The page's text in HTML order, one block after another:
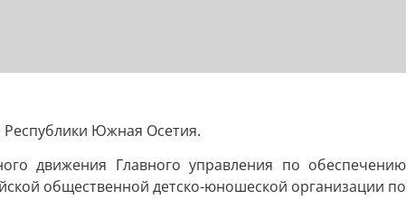
Республики Южная Осетия.
движения Главного управления по обеспечению
общественной детско-юношеской организации по